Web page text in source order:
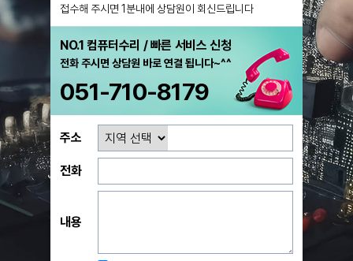
접수해 주시면 1분내에 상담원이 회신드립니다
NO.1 컴퓨터수리 / 빠른 서비스 신청
전화 주시면 상담원 바로 연결 됩니다~^^
051-710-8179
주소
전화
내용